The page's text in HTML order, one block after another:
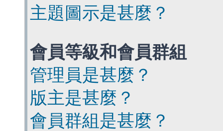
主題圖示是甚麼？
會員等級和會員群組
管理員是甚麼？
版主是甚麼？
會員群組是甚麼？